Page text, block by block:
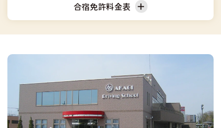
普通二種
中型二種
こだわり、テーマから探す
360度パノラマ教習所
受験資格特例教習
お気に入りの教習所
合宿に関わる料金について
合宿費用のお支払いについて
冬・雪国の合宿免許は大丈夫？
全国の運転免許試験場(免許センター)
本免学科試験問題に挑戦
登録商標
特定商取引法に基づく表示
0120-49-5522
入校申込
合宿免許料金表
普通車